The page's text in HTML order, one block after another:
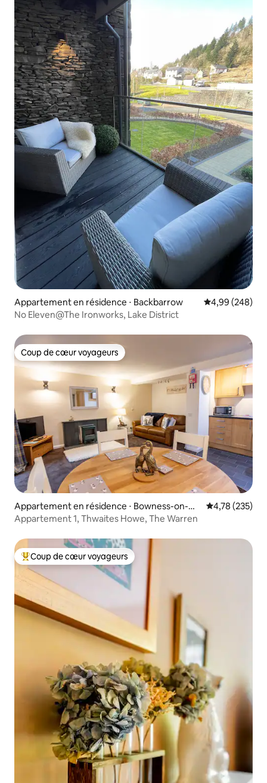
Appartement en résidence ⋅ Backbarrow Évaluation
4,99 (248)
No Eleven@The Ironworks, Lake District
Coup de cœur voyageurs
Coup de cœur voyageurs
Appartement en résidence ⋅ Bowness-on-Wi
ndermere
Évaluation
4,78 (235)
Appartement 1, Thwaites Howe, The Warren
Coups de cœur voyageurs les plus appréciés
Coup de cœur voyageurs